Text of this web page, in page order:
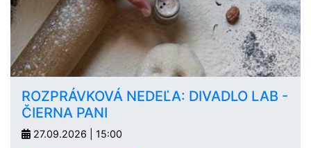
ROZPRÁVKOVÁ NEDEĽA: DIVADLO LAB -
ČIERNA PANI
27.09.2026 | 15:00